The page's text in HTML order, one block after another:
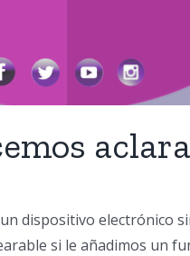
dispositivo electrónico
si le añadimos un